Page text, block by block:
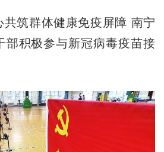
筑群体健康免疫屏障 南宁
部积极参与新冠病毒疫苗接